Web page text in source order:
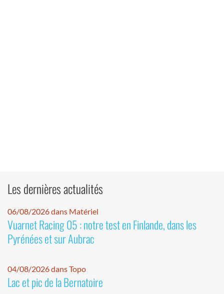
Les dernières actualités
06/08/2026 dans Matériel
Vuarnet Racing 05 : notre test en Finlande, dans les
Pyrénées et sur Aubrac
04/08/2026 dans Topo
Lac et pic de la Bernatoire